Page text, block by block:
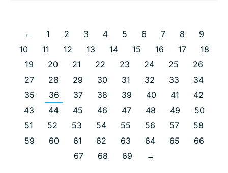
← 1 2 3 4 5 6 7 8
9
10
11 12 13 14 15 16 17
18
19
20 21 22 23 24 25
26
27
28 29 30 31 32 33
34
35
36 37 38 39 40 41
42
43
44 45 46 47 48 49
50
51
52 53 54 55 56 57
58
59
60 61 62 63 64 65
66
67
68 69 →